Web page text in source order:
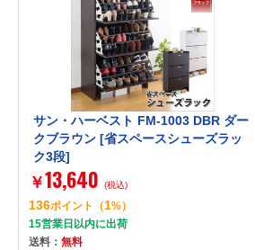
サン・ハーベスト FM-1003 DBR ダー
クブラウン [省スペースシューズラッ
ク3段]
￥13,640 (税込)
136ポイント （1%）
15営業日以内に出荷
送料： 無料